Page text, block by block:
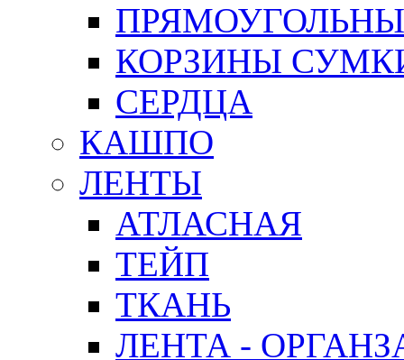
КОРЗИНЫ
СЕРДЦА
КАШПО
ЛЕНТЫ
АТЛАСНАЯ
ТЕЙП
ТКАНЬ
ЛЕНТА -